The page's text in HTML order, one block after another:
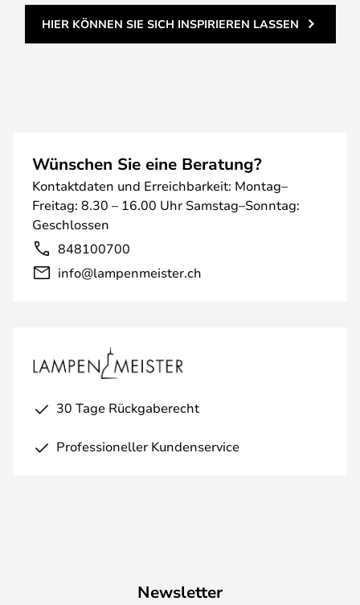
HIER KÖNNEN SIE SICH INSPIRIEREN LASSEN
Wünschen Sie eine Beratung?
Kontaktdaten und Erreichbarkeit: Montag–
Freitag: 8.30 – 16.00 Uhr Samstag–Sonntag:
Geschlossen
848100700
info@lampenmeister.ch
30 Tage Rückgaberecht
Professioneller Kundenservice
Newsletter